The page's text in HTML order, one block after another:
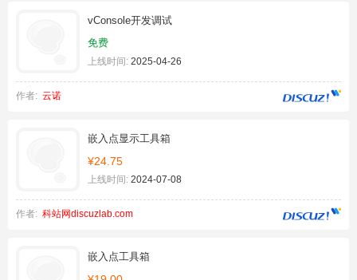
vConsole开发调试
免费
上线时间: 2025-04-26
作者: 云诺
嵌入点显示工具箱
¥24.75
上线时间: 2024-07-08
作者: 科站网discuzlab.com
嵌入点工具箱